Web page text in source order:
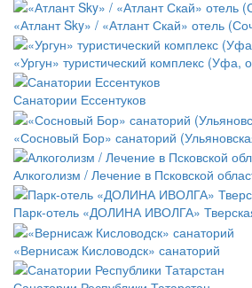
«Атлант Sky» / «Атлант Скай» отель
«Ургун» туристический комплекс (Уфа,
Санатории Ессентуков
«Сосновый Бор» санаторий
Алкоголизм / Лечение в Псковской
Парк-отель «ДОЛИНА ИВОЛГА»
«Вернисаж Кисловодск» санаторий